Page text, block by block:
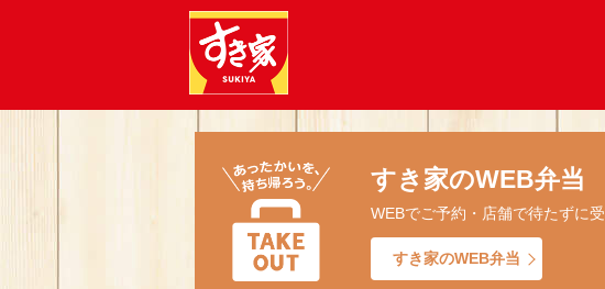
すき家のWEB弁当
WEBでご予約・店舗で待たずに
すき家のWEB弁当